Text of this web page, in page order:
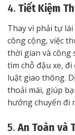
4. Tiết Kiệm
Thay vì phải tự
công cộng, việc
thời gian và công
tìm chỗ đậu xe,
luật giao thông.
thoải mái, giúp
hưởng chuyến đi
5. An Toàn và